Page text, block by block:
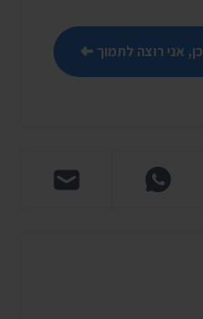
כן, אני רוצה לתמוך